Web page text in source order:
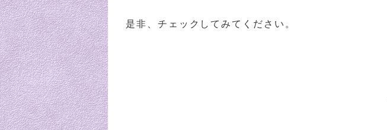
是非、チェックしてみてください。